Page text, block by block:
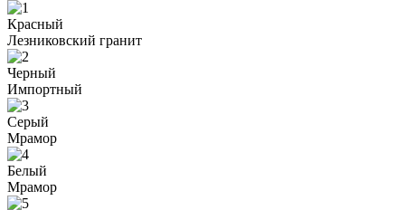
Красный
Лезниковский гранит
Черный
Импортный
Серый
Мрамор
Белый
Мрамор